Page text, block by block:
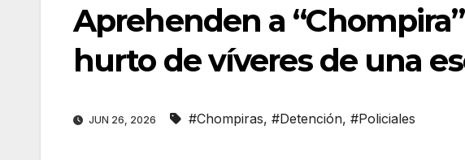
Aprehenden a
hurto de víveres de una
JUN 26, 2026 #Chompiras, #Detención, #Policiales